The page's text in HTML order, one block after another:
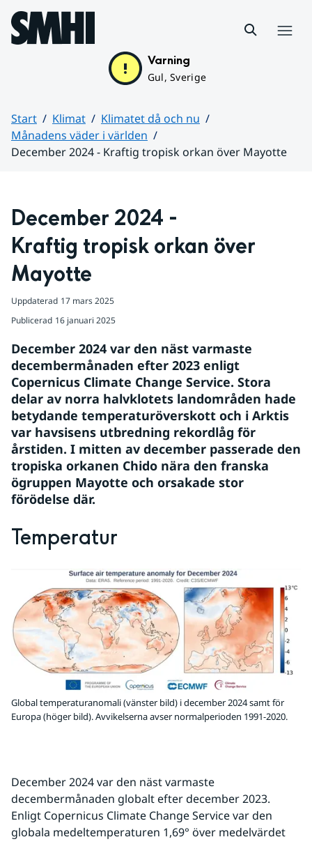
Hoppa till sidans innehåll
Varning
Gul, Sverige
Start Klimat
Klimatet då och nu
Månadens väder i världen
December 2024 - Kraftig tropisk orkan över Mayotte
December 2024 -
Kraftig tropisk orkan över
Mayotte
Uppdaterad 17 mars 2025
Publicerad 16 januari 2025
December 2024 var den näst varmaste
decembermånaden efter 2023 enligt
Copernicus Climate Change Service. Stora
delar av norra halvklotets landområden hade
betydande temperaturöverskott och i Arktis
var havsisens utbredning rekordlåg för
årstiden. I mitten av december passerade den
tropiska orkanen Chido nära den franska
ögruppen Mayotte och orsakade stor
förödelse där.
Temperatur
Global temperaturanomali (vänster bild) i december 2024 samt för
Europa (höger bild). Avvikelserna avser normalperioden 1991-2020.
December 2024 var den näst varmaste
decembermånaden globalt efter december 2023.
Enligt Copernicus Climate Change Service var den
globala medeltemperaturen 1,69° över medelvärdet